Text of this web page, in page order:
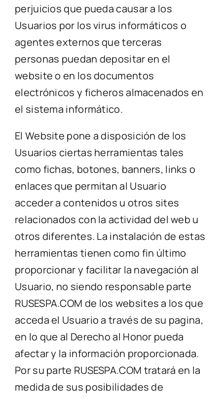
perjuicios que pueda causar a los
Usuarios por los virus informáticos o
agentes externos que terceras
personas puedan depositar en el
website o en los documentos
electrónicos y ficheros almacenados en
el sistema informático.
El Website pone a disposición de los
Usuarios ciertas herramientas tales
como fichas, botones, banners, links o
enlaces que permitan al Usuario
acceder a contenidos u otros sites
relacionados con la actividad del web u
otros diferentes. La instalación de estas
herramientas tienen como fin último
proporcionar y facilitar la navegación al
Usuario, no siendo responsable parte
RUSESPA.COM de los websites a los que
acceda el Usuario a través de su pagina,
en lo que al Derecho al Honor pueda
afectar y la información proporcionada.
Por su parte RUSESPA.COM tratará en la
medida de sus posibilidades de